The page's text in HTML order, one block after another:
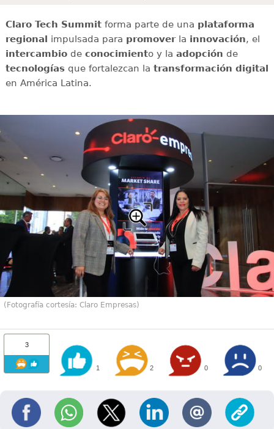
Claro Tech Summitforma parte de una plataforma
regional impulsada para promoverla innovación, el
intercambiode conocimiento y la adopción de
tecnologíasque fortalezcan la transformación digital
en América Latina.
(Fotografía cortesía: Claro Empresas)
3
1 2 0 0